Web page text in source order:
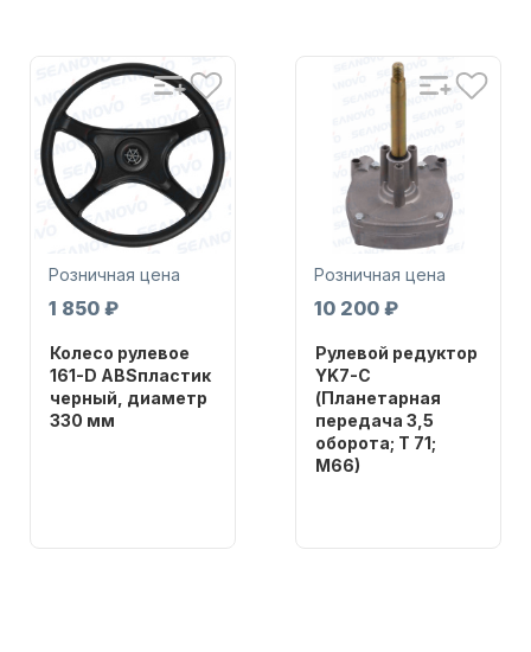
Аксессуары для лодок и
катеров
Подобрать запчасти для
лодочных моторов
Розничная цена
1 850 ₽
Колесо рулевое
161-D ABSпластик
черный, диаметр
330 мм
Розничная цена
10 200 ₽
Рулевой редуктор
YK7-C
(Планетарная
передача 3,5
оборота; T 71;
M66)